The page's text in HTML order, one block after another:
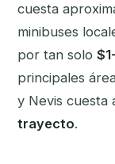
cuesta
minibuses
por tan solo
principales
y Nevis cuesta
trayecto.